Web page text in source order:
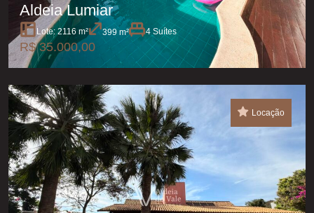
Aldeia Lumiar
Lote: 2116 m² 399 m² 4 Suítes
R$ 35.000,00
Locação